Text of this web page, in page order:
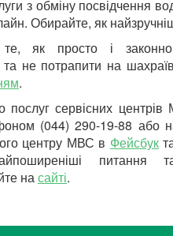
з обміну посвідчення
Обирайте, як
як просто і
та не потрапити на
.
послуг сервісних
(044) 290-19-88 або
центру МВС в Фейсбук
питання
насайті.